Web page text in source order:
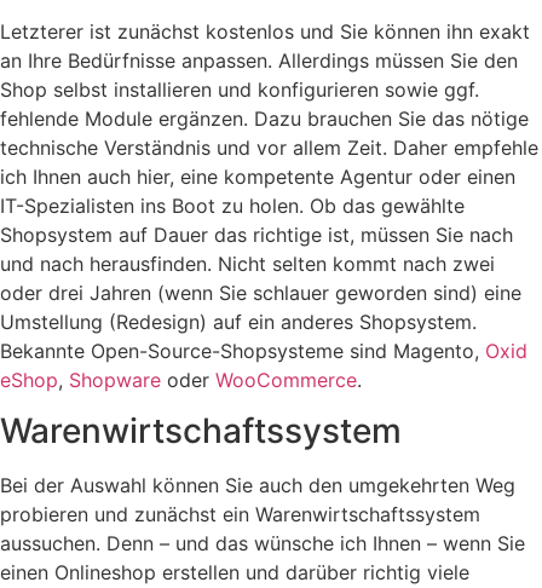
Letzterer ist zunächst kostenlos und Sie können ihn exakt
an Ihre Bedürfnisse anpassen. Allerdings müssen Sie den
Shop selbst installieren und konfigurieren sowie ggf.
fehlende Module ergänzen. Dazu brauchen Sie das nötige
technische Verständnis und vor allem Zeit. Daher empfehle
ich Ihnen auch hier, eine kompetente Agentur oder einen
IT-Spezialisten ins Boot zu holen. Ob das gewählte
Shopsystem auf Dauer das richtige ist, müssen Sie nach
und nach herausfinden. Nicht selten kommt nach zwei
oder drei Jahren (wenn Sie schlauer geworden sind) eine
Umstellung (Redesign) auf ein anderes Shopsystem.
Bekannte Open-Source-Shopsysteme sind Magento, Oxid
eShop, Shopware oder WooCommerce.
Warenwirtschaftssystem
Bei der Auswahl können Sie auch den umgekehrten Weg
probieren und zunächst ein Warenwirtschaftssystem
aussuchen. Denn – und das wünsche ich Ihnen – wenn Sie
einen Onlineshop erstellen und darüber richtig viele